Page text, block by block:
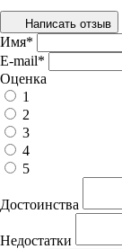
Написать отзыв
Имя*
E-mail*
Оценка
1
2
3
4
5
Достоинства
Недостатки